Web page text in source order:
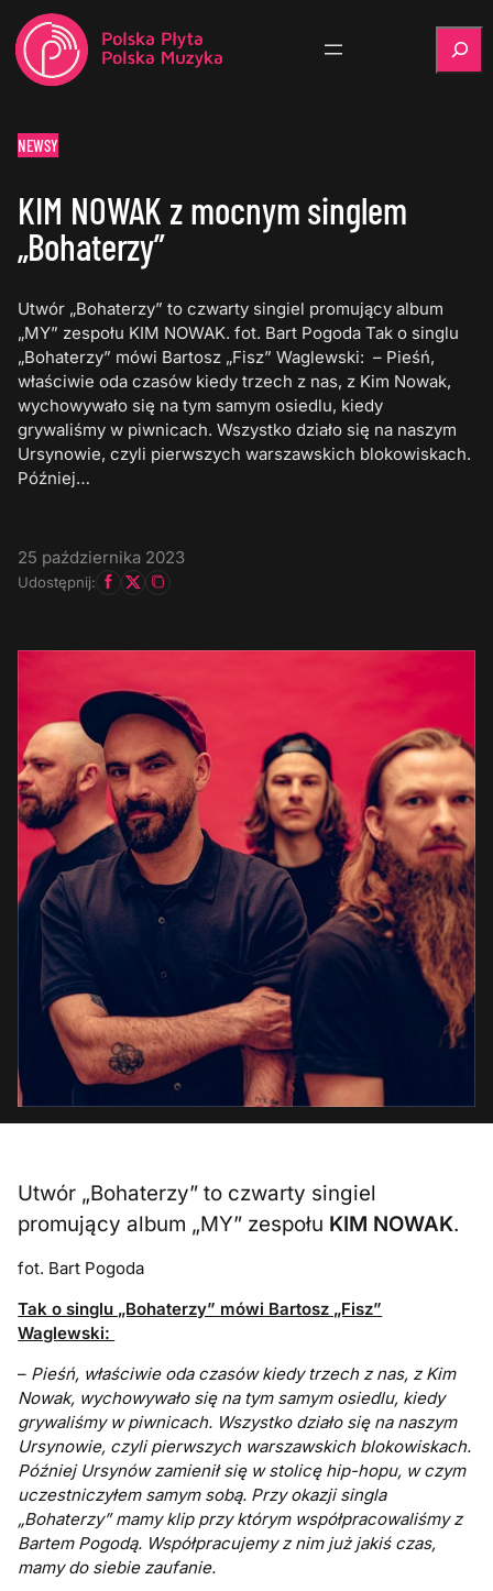
NEWSY
KIM NOWAK z mocnym singlem
„Bohaterzy”
Utwór „Bohaterzy” to czwarty singiel promujący album
„MY” zespołu KIM NOWAK. fot. Bart Pogoda Tak o singlu
„Bohaterzy” mówi Bartosz „Fisz” Waglewski: – Pieśń,
właściwie oda czasów kiedy trzech z nas, z Kim Nowak,
wychowywało się na tym samym osiedlu, kiedy
grywaliśmy w piwnicach. Wszystko działo się na naszym
Ursynowie, czyli pierwszych warszawskich blokowiskach.
Później…
25 października 2023
Udostępnij:
Utwór „Bohaterzy” to czwarty singiel
promujący album „MY” zespołu KIM NOWAK.
fot. Bart Pogoda
Tak o singlu „Bohaterzy” mówi Bartosz „Fisz”
Waglewski:
– Pieśń, właściwie oda czasów kiedy trzech z nas, z Kim
Nowak, wychowywało się na tym samym osiedlu, kiedy
grywaliśmy w piwnicach. Wszystko działo się na naszym
Ursynowie, czyli pierwszych warszawskich blokowiskach.
Później Ursynów zamienił się w stolicę hip-hopu, w czym
uczestniczyłem samym sobą. Przy okazji singla
„Bohaterzy” mamy klip przy którym współpracowaliśmy z
Bartem Pogodą. Współpracujemy z nim już jakiś czas,
mamy do siebie zaufanie.